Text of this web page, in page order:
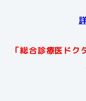
「総合診療医ド